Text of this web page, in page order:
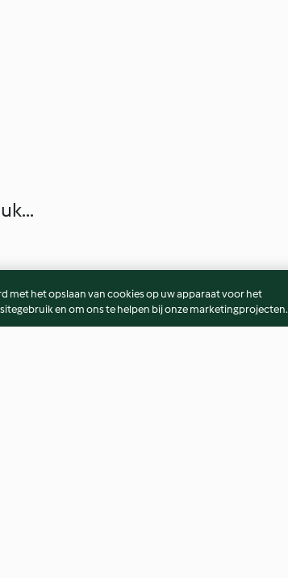
met het opslaan van cookies op uw apparaat voor het
en om ons te helpen bij onze marketingprojecten.